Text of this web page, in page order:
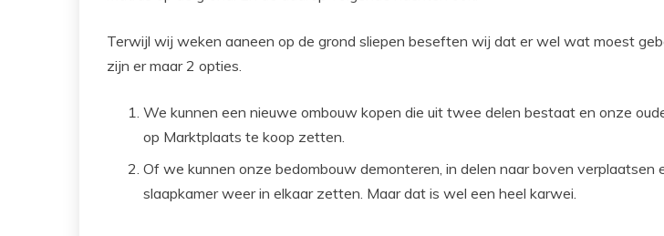
Terwijl wij weken aaneen op de grond sliepen beseften wij dat er wel wat moest
zijn er maar 2 opties.
We kunnen een nieuwe ombouw kopen die uit twee delen bestaat en onze
op Marktplaats te koop zetten.
Of we kunnen onze bedombouw demonteren, in delen naar boven verplaatsen
slaapkamer weer in elkaar zetten. Maar dat is wel een heel karwei.